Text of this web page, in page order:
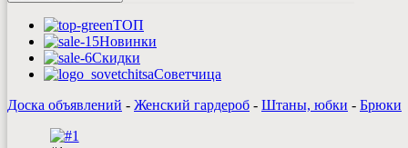
ТОП
Новинки
Скидки
Советчица
Доска объявлений - Женский гардероб - Штаны, юбки - Брюки